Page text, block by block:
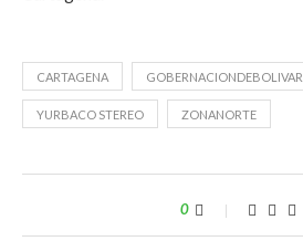
CARTAGENA GOBERNACIONDEBOLIVAR
YURBACO STEREO ZONANORTE
0